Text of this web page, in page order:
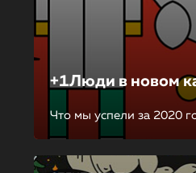
+1Люди в новом
Что мы успели за 2020